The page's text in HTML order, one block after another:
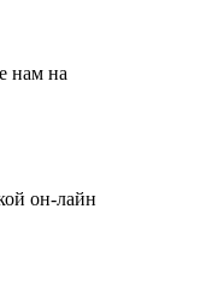
нам на
он-лайн